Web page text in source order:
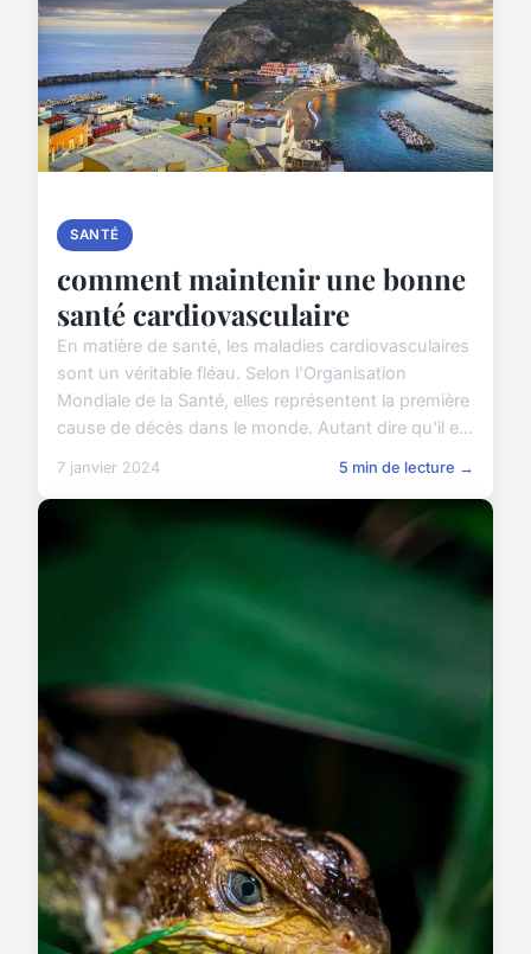
SANTÉ
comment maintenir une bonne
santé cardiovasculaire
En matière de santé, les maladies cardiovasculaires
sont un véritable fléau. Selon l'Organisation
Mondiale de la Santé, elles représentent la première
cause de décès dans le monde. Autant dire qu'il e...
7 janvier 2024 5 min de lecture →